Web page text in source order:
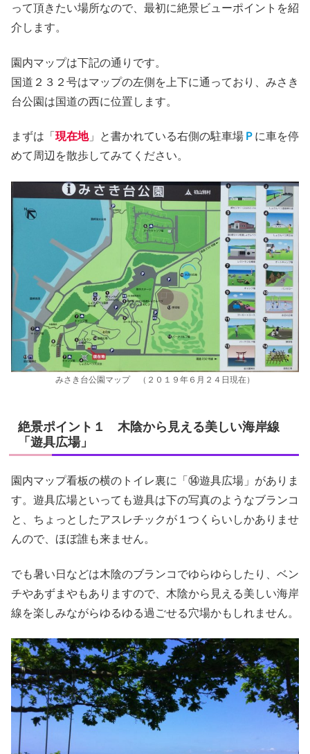
って頂きたい場所なので、最初に絶景ビューポイントを紹
介します。
園内マップは下記の通りです。
国道２３２号はマップの左側を上下に通っており、みさき
台公園は国道の西に位置します。
まずは「 現在地」と書かれている右側の駐車場 Ｐ に車を停
めて周辺を散歩してみてください。
みさき台公園マップ （２０１９年６月２４日現在）
絶景ポイント１ 木陰から見える美しい海岸線
「遊具広場」
園内マップ看板の横のトイレ裏に「⑭遊具広場」がありま
す。遊具広場といっても遊具は下の写真のようなブランコ
と、ちょっとしたアスレチックが１つくらいしかありませ
んので、ほぼ誰も来ません。
でも暑い日などは木陰のブランコでゆらゆらしたり、ベン
チやあずまやもありますので、木陰から見える美しい海岸
線を楽しみながらゆるゆる過ごせる穴場かもしれません。